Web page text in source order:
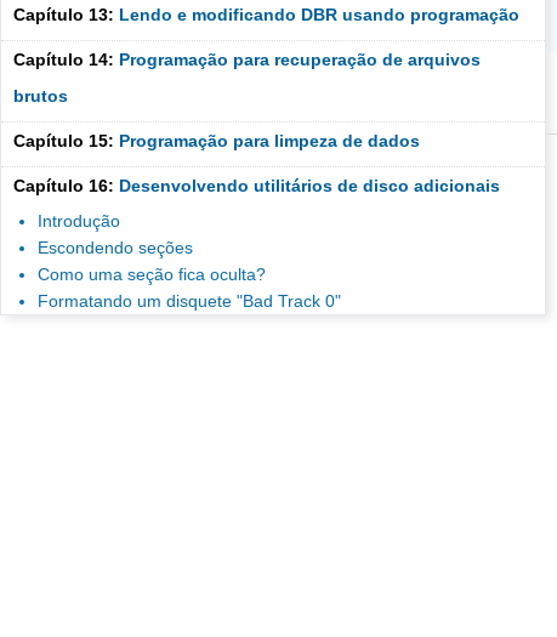
Capítulo 13: Lendo e modificando DBR usando programação
Capítulo 14: Programação para recuperação de arquivos
brutos
Capítulo 15: Programação para limpeza de dados
Capítulo 16: Desenvolvendo utilitários de disco adicionais
Introdução
Escondendo seções
Como uma seção fica oculta?
Formatando um disquete "Bad Track 0"